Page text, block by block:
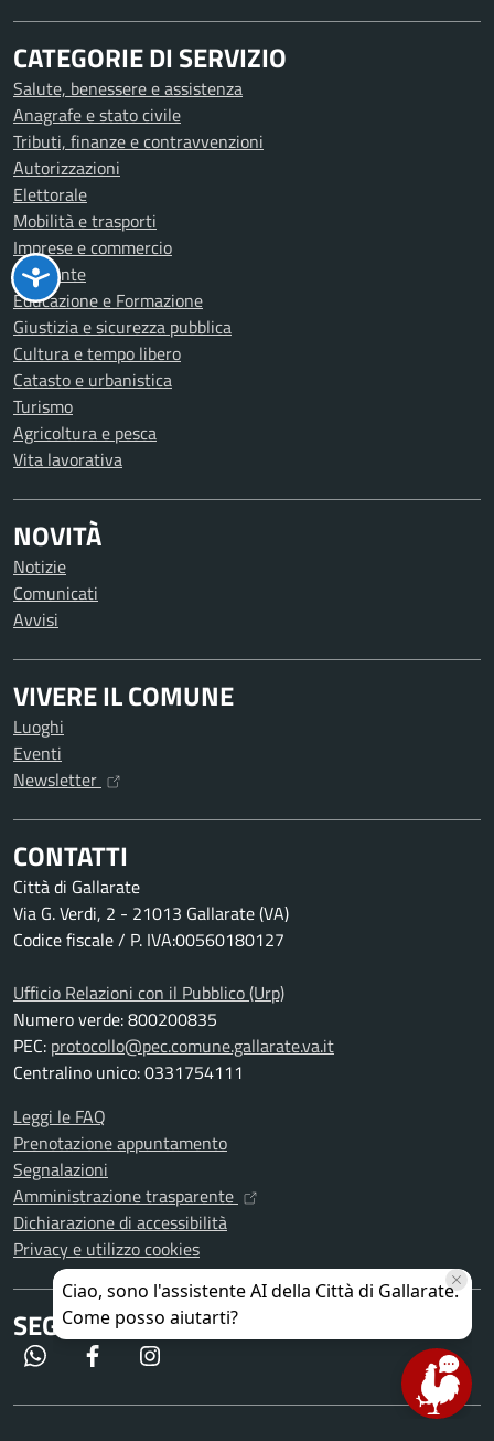
CATEGORIE DI SERVIZIO
Salute, benessere e assistenza
Anagrafe e stato civile
Tributi, finanze e contravvenzioni
Autorizzazioni
Elettorale
Mobilità e trasporti
Imprese e commercio
Ambiente
Educazione e Formazione
Giustizia e sicurezza pubblica
Cultura e tempo libero
Catasto e urbanistica
Turismo
Agricoltura e pesca
Vita lavorativa
NOVITÀ
Notizie
Comunicati
Avvisi
VIVERE IL COMUNE
Luoghi
Eventi
Newsletter
CONTATTI
Città di Gallarate
Via G. Verdi, 2 - 21013 Gallarate (VA)
Codice fiscale / P. IVA:00560180127
Ufficio Relazioni con il Pubblico (Urp)
Numero verde: 800200835
PEC: protocollo@pec.comune.gallarate.va.it
Centralino unico: 0331754111
Leggi le FAQ
Prenotazione appuntamento
Segnalazioni
Amministrazione trasparente
Dichiarazione di accessibilità
Privacy e utilizzo cookies
SEGUICI SU
WhatsApp Facebook